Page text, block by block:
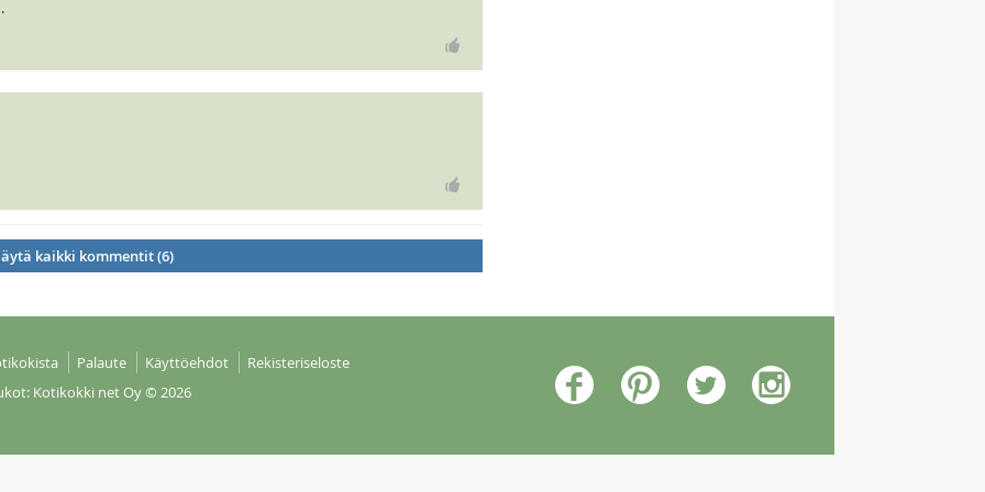
kaikki kommentit (6)
Palaute Käyttöehdot
Rekisteriseloste
Kotikokki net Oy© 2026